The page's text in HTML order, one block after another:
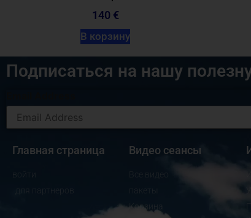
140 €
В корзину
Подписаться на нашу
Главная страница
для партнеров
Видео сеансы
Корзина